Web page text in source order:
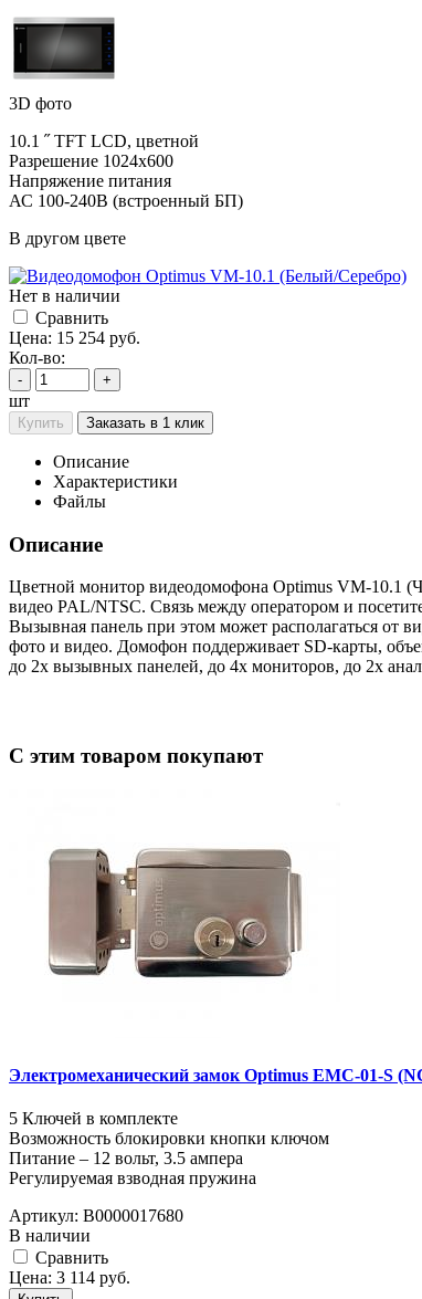
3D фото
10.1 ˝ TFT LCD, цветной
Разрешение 1024x600
Напряжение питания
АС 100-240В (встроенный БП)
В другом цвете
Нет в наличии
Cравнить
Цена: 15 254 руб.
Кол-во:
- +
шт
Купить Заказать в 1 клик
Описание
Характеристики
Файлы
Описание
Цветной монитор видеодомофона Optimus VM-10.1
видео PAL/NTSC. Связь между оператором и
Вызывная панель при этом может располагаться от
фото и видео. Домофон поддерживает SD-карты,
до 2х вызывных панелей, до 4х мониторов, до 2х
C этим товаром покупают
Электромеханический замок Optimus EMC-01-S
5 Ключей в комплекте
Возможность блокировки кнопки ключом
Питание – 12 вольт, 3.5 ампера
Регулируемая взводная пружина
Артикул: В0000017680
В наличии
Cравнить
Цена: 3 114 руб.